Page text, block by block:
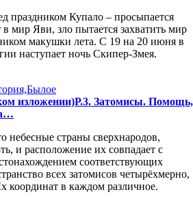
праздником Купало – просыпается
мир Яви, зло пытается захватить мир
макушки лета. С 19 на 20 июня в
наступает ночь Скипер-Змея.
изложении)Р.3. Затомисы. Помощь,
небесные страны сверхнародов,
и расположение их совпадает с
соответствующих
всех затомисов четырёхмерно,
координат в каждом различное.